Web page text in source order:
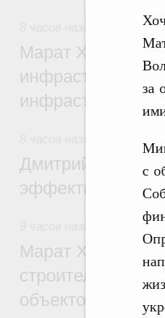
за
с
Бюджеты
Марат
инфраструктуры
Дмитрий
эффективность
Марат
строительство
объектов